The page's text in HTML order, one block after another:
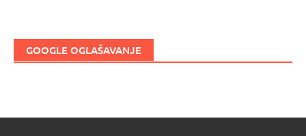
GOOGLE OGLAŠAVANJE